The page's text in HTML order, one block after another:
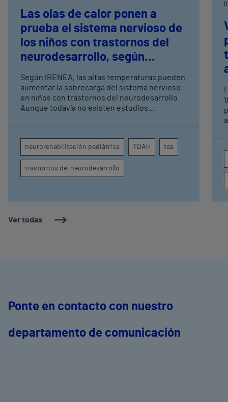
Ver todas
Las olas de calor ponen a
prueba el sistema nervioso de
los niños con trastornos del
neurodesarrollo, según
neurorrehabilitación
pediátrica de Vithas
Según IRENEA, las altas temperaturas pueden
aumentar la sobrecarga del sistema nervioso
en niños con trastornos del neurodesarrollo
Aunque todavía no existen estudios
atención, la regulación emocional y la
conducta
neurorehabilitación pediátrica TDAH tea
trastornos del neurodesarrollo
Ponte en contacto con nuestro
departamento de comunicación